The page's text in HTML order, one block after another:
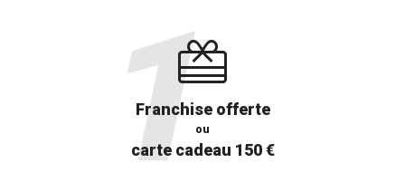
Franchise offerte
ou
carte cadeau 150 €